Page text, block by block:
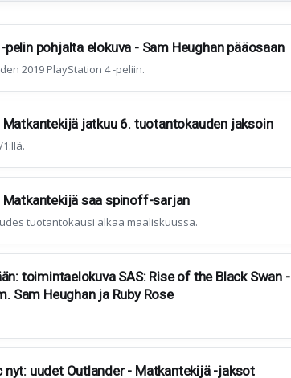
pelin pohjalta elokuva - Sam Heughan pääosaan
2019 PlayStation 4 -peliin.
Matkantekijä jatkuu 6. tuotantokauden jaksoin
Matkantekijä saa spinoff-sarjan
tuotantokausi alkaa maaliskuussa.
toimintaelokuva SAS: Rise of the Black Swan -
Sam Heughan ja Ruby Rose
nyt: uudet Outlander - Matkantekijä -jaksot